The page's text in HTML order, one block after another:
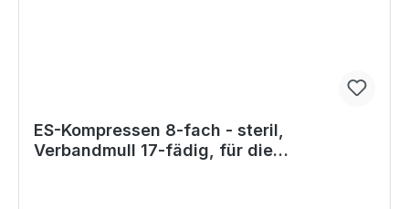
ES-Kompressen 8-fach - steril,
Verbandmull 17-fädig, für die